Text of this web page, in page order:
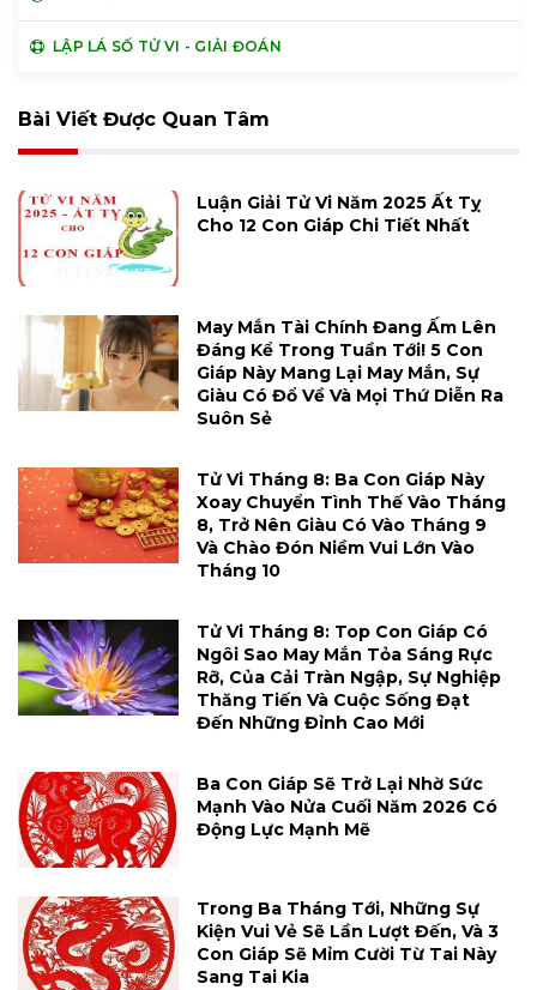
LẬP LÁ SỐ TỬ VI - GIẢI ĐOÁN
Bài Viết Được Quan Tâm
Luận Giải Tử Vi Năm 2025 Ất Tỵ
Cho 12 Con Giáp Chi Tiết Nhất
May Mắn Tài Chính Đang Ấm Lên
Đáng Kể Trong Tuần Tới! 5 Con
Giáp Này Mang Lại May Mắn, Sự
Giàu Có Đổ Về Và Mọi Thứ Diễn Ra
Suôn Sẻ
Tử Vi Tháng 8: Ba Con Giáp Này
Xoay Chuyển Tình Thế Vào Tháng
8, Trở Nên Giàu Có Vào Tháng 9
Và Chào Đón Niềm Vui Lớn Vào
Tháng 10
Tử Vi Tháng 8: Top Con Giáp Có
Ngôi Sao May Mắn Tỏa Sáng Rực
Rỡ, Của Cải Tràn Ngập, Sự Nghiệp
Thăng Tiến Và Cuộc Sống Đạt
Đến Những Đỉnh Cao Mới
Ba Con Giáp Sẽ Trở Lại Nhờ Sức
Mạnh Vào Nửa Cuối Năm 2026 Có
Động Lực Mạnh Mẽ
Trong Ba Tháng Tới, Những Sự
Kiện Vui Vẻ Sẽ Lần Lượt Đến, Và 3
Con Giáp Sẽ Mỉm Cười Từ Tai Này
Sang Tai Kia